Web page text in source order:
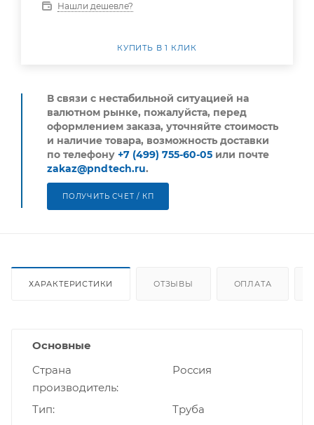
Нашли дешевле?
КУПИТЬ В 1 КЛИК
В связи с нестабильной ситуацией на
валютном рынке, пожалуйста, перед
оформлением заказа, уточняйте стоимость
и наличие товара, возможность доставки
по телефону +7 (499) 755-60-05 или почте
zakaz@pndtech.ru.
ПОЛУЧИТЬ СЧЕТ / КП
ХАРАКТЕРИСТИКИ ОТЗЫВЫ ОПЛАТА
Основные
Страна
производитель
Россия
Тип Труба